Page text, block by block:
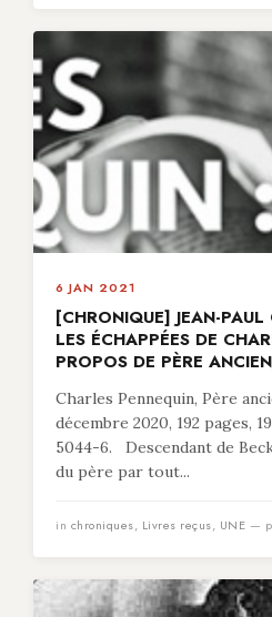
6 JAN 2021
[CHRONIQUE] JEAN-PAUL
LES ÉCHAPPÉES DE
PROPOS DE PÈRE
Charles Pennequin, Père
décembre 2020, 192 pages,
5044-6. Descendant de
du père par tout...
in chroniques, Livres reçus, UNE —